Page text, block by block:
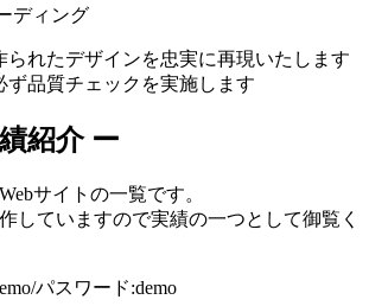
ディング
られたデザインを忠実に再現いたします
ず品質チェックを実施します
紹介 ー
サイトの一覧です。
していますので実績の一つとして御覧く
パスワード:demo